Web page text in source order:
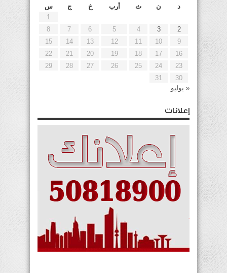
د
ن ث أرب خ ج
س
1
2
3
4
5
6
7
8
9
10
11
12
13
14
15
16
17
18
19
20
21
22
23
24
25
26
27
28
29
30
31
« يوليو
إعلانات